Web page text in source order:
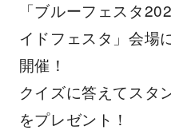
「ブルーフェスタ
イドフェスタ」会場
開催！
クイズに答えてスタ
をプレゼント！